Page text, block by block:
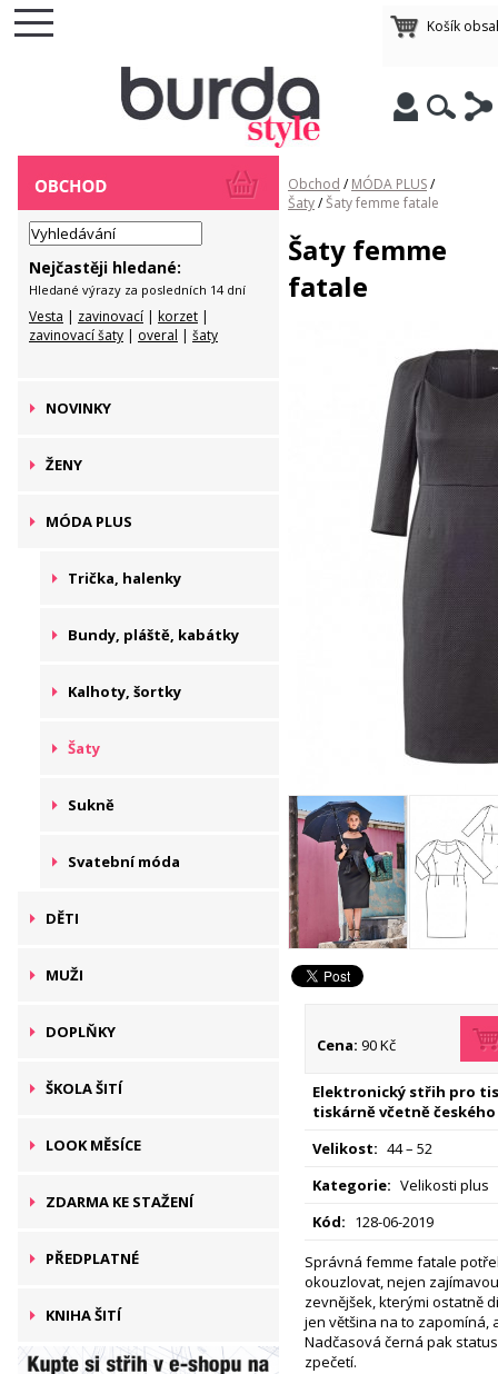
Košík
Nejčastěji hledané:
Hledané výrazy za posledních 14 dní
Vesta | zavinovací | korzet |
zavinovací šaty | overal | šaty
NOVINKY
ŽENY
MÓDA PLUS
Trička, halenky
Bundy, pláště, kabátky
Kalhoty, šortky
Šaty
Sukně
Svatební móda
DĚTI
MUŽI
DOPLŇKY
ŠKOLA ŠITÍ
LOOK MĚSÍCE
ZDARMA KE STAŽENÍ
PŘEDPLATNÉ
KNIHA ŠITÍ
Obchod / MÓDA PLUS/
Šaty/Šaty femme fatale
Šaty femme
fatale
Cena: 90 Kč
Elektronický střih pro
tiskárně včetně českého
Velikost: 44 – 52
Kategorie: Velikosti plus
Kód: 128-06-2019
Správná femme fatale
okouzlovat, nejen
zevnějšek, kterými ostatně
jen většina na to zapomíná,
Nadčasová černá pak
zpečetí.